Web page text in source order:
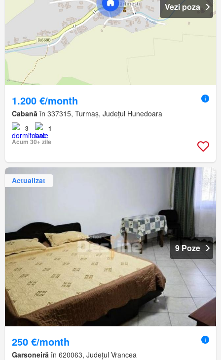
Vezi poza
1.200 €/month
Cabană în 337315, Turmaș, Județul Hunedoara
3
1
Acum 30+ zile
Actualizat
9 Poze
250 €/month
Garsoneiră în 620063, Județul Vrancea